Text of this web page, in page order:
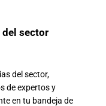
del sector
del sector,
de expertos y
en tu bandeja de